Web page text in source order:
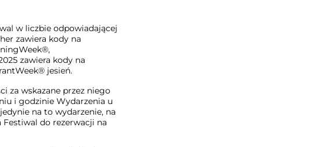
w liczbie odpowiadającej
zawiera kody na
zawiera kody na
jesień.
za wskazane przez niego
i godzinie Wydarzenia u
na to wydarzenie, na
do rezerwacji na